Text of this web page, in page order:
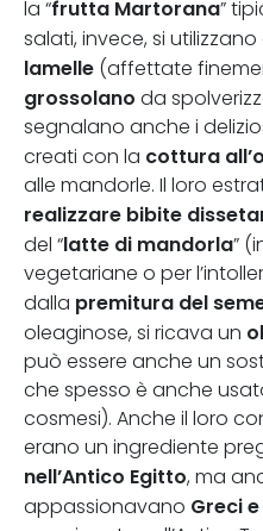
la “frutta Martorana”
salati, invece, si utilizzano
lamelle (affettate
grossolano da
segnalano anche i
creati con la cottura
alle mandorle. Il loro
realizzare bibite
del “latte di mandorla”
vegetariane o per
dalla premitura del
oleaginose, si ricava un
può essere anche un
che spesso è anche
cosmesi). Anche il loro
erano un ingrediente
nell’Antico Egitto, ma
appassionavano Greci